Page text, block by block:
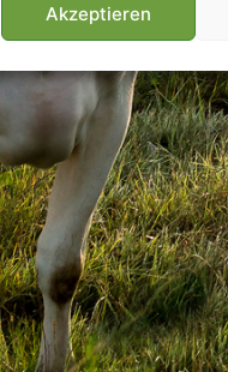
Akzeptieren
Villmools